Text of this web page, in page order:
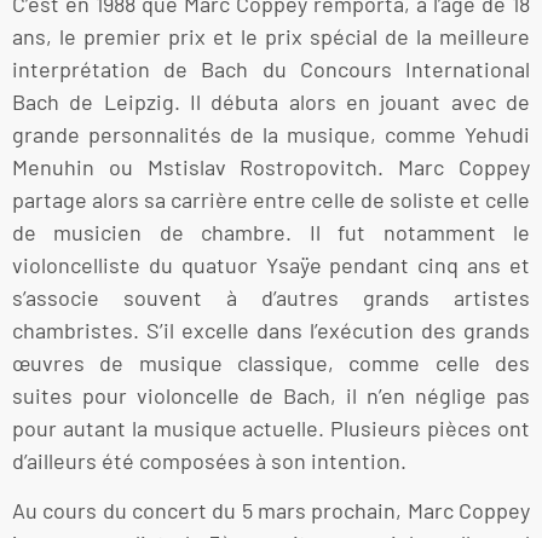
ans, le premier prix et le prix spécial de la meilleure
interprétation de Bach du Concours International
Bach de Leipzig. Il débuta alors en jouant avec de
grande personnalités de la musique, comme Yehudi
Menuhin ou Mstislav Rostropovitch. Marc Coppey
partage alors sa carrière entre celle de soliste et celle
de musicien de chambre. Il fut notamment le
violoncelliste du quatuor Ysaÿe pendant cinq ans et
s’associe souvent à d’autres grands artistes
chambristes. S’il excelle dans l’exécution des grands
œuvres de musique classique, comme celle des
suites pour violoncelle de Bach, il n’en néglige pas
pour autant la musique actuelle. Plusieurs pièces ont
d’ailleurs été composées à son intention.
Au cours du concert du 5 mars prochain, Marc Coppey